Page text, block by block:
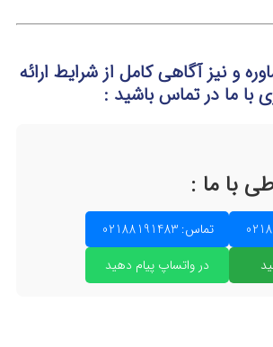
و نیز آگاهی کامل از شرایط ارائه
با ما در تماسباشید :
با ما :
تماس: 02188191483
در واتساپ پیام دهید